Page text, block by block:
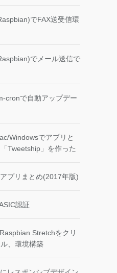
でFAX送受信環
でメール送信で
cronで自動アップデー
Windowsでアプリと
Tweetship」を作った
プリまとめ(2017年版)
認証
Stretchをクリ
、環境構築